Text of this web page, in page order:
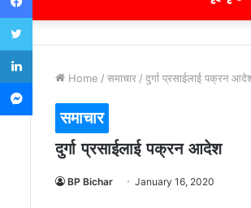
Home / समाचार / दुर्गा प्रसाईलाई पक्रन
समाचार
दुर्गा प्रसाईलाई पक्रन आदेश
BP Bichar January 16, 2020
Twitter
LinkedIn
Messenger